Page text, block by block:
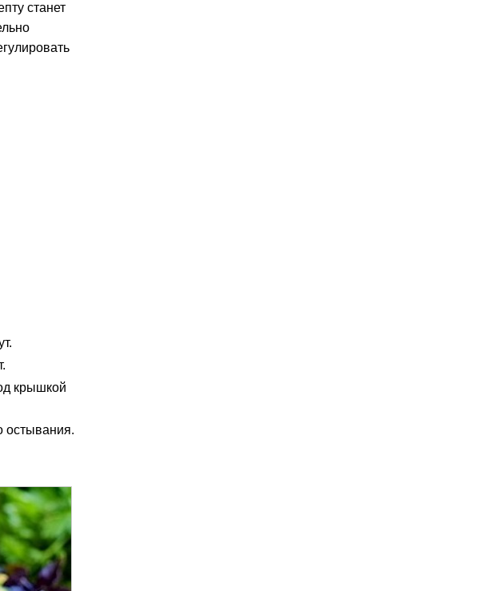
станет
крышкой
остывания.